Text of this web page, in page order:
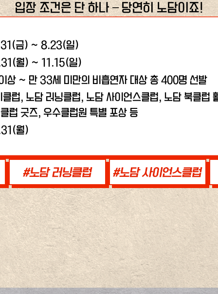
입장 조건은 단 하나 – 당연히 노담이죠!
금) ~ 8.23(일)
월) ~ 11.15(일)
상 ~ 만 33세 미만의 비흡연자 대상 총 400명 선발
클럽, 노담 러닝클럽, 노담 사이언스클럽, 노담 북클럽
럽 굿즈, 우수클럽원 특별 포상 등
월)